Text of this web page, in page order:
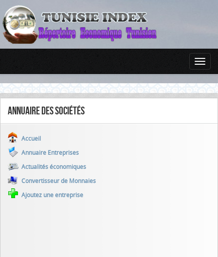
Annuaire des sociétés
Accueil
Annuaire Entreprises
Actualités économiques
Convertisseur de Monnaies
Ajoutez une entreprise